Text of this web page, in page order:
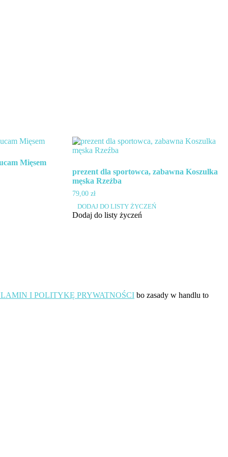
Mięsem
prezent dla sportowca, zabawna Koszulka
męska Rzeźba
79,00 zł
Ten
produkt
produktu
DODAJ DO LISTY ŻYCZEŃ
Dodaj do listy życzeń
I POLITYKĘ PRYWATNOŚCI bo zasady w handlu to